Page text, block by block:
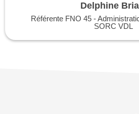
Delphine
Référente FNO 45 -
SORC VDL